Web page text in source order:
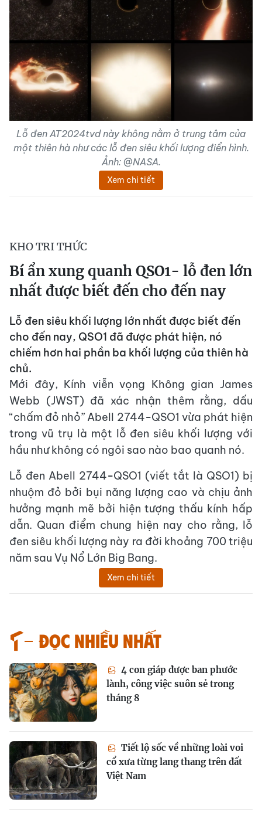
Lỗ đen AT2024tvd này không nằm ở trung tâm của
một thiên hà như các lỗ đen siêu khối lượng điển hình.
Ảnh: @NASA.
Xem chi tiết
KHO TRI THỨC
Bí ẩn xung quanh QSO1- lỗ đen lớn
nhất được biết đến cho đến nay
Lỗ đen siêu khối lượng lớn nhất được biết đến
cho đến nay, QSO1 đã được phát hiện, nó
chiếm hơn hai phần ba khối lượng của thiên hà
chủ.
Mới đây, Kính viễn vọng Không gian James
Webb (JWST) đã xác nhận thêm rằng, dấu
“chấm đỏ nhỏ” Abell 2744−QSO1 vừa phát hiện
trong vũ trụ là một lỗ đen siêu khối lượng với
hầu như không có ngôi sao nào bao quanh nó.
Lỗ đen Abell 2744−QSO1 (viết tắt là QSO1) bị
nhuộm đỏ bởi bụi năng lượng cao và chịu ảnh
hưởng mạnh mẽ bởi hiện tượng thấu kính hấp
dẫn. Quan điểm chung hiện nay cho rằng, lỗ
đen siêu khối lượng này ra đời khoảng 700 triệu
năm sau Vụ Nổ Lớn Big Bang.
Xem chi tiết
Đọc nhiều nhất
4 con giáp được ban phước
lành, công việc suôn sẻ trong
tháng 8
Tiết lộ sốc về những loài voi
cổ xưa từng lang thang trên đất
Việt Nam